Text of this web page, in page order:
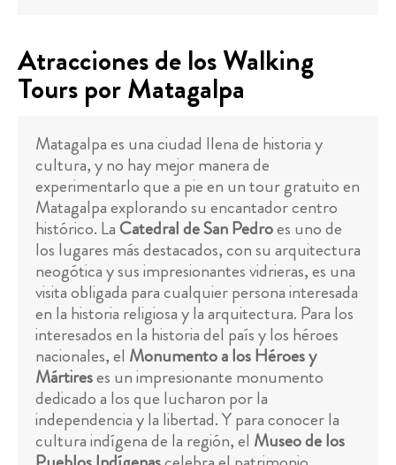
Atracciones de los Walking
Tours por Matagalpa
Matagalpa es una ciudad llena de historia y
cultura, y no hay mejor manera de
experimentarlo que a pie en un tour gratuito en
Matagalpa explorando su encantador centro
histórico. LaCatedral de San Pedroes uno de
los lugares más destacados, con su arquitectura
neogótica y sus impresionantes vidrieras, es una
visita obligada para cualquier persona interesada
en la historia religiosa y la arquitectura. Para los
interesados en la historia del país y los héroes
nacionales, el Monumento a los Héroes y
Mártireses un impresionante monumento
dedicado a los que lucharon por la
independencia y la libertad. Y para conocer la
cultura indígena de la región, el Museo de los